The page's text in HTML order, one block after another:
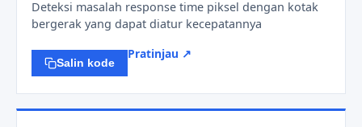
Deteksi masalah response time piksel dengan kotak
bergerak yang dapat diatur kecepatannya
Salin kode
Pratinjau ↗